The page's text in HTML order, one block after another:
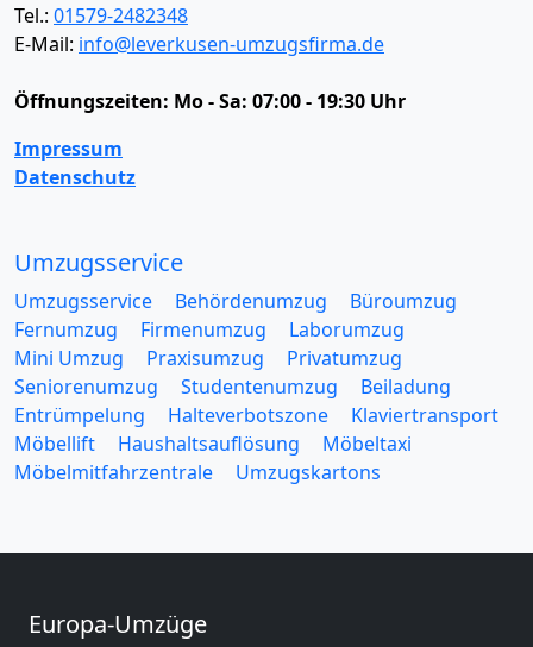
Tel.: 01579-2482348
E-Mail: info@leverkusen-umzugsfirma.de
Öffnungszeiten: Mo - Sa: 07:00 - 19:30 Uhr
Impressum
Datenschutz
Umzugsservice
Umzugsservice Behördenumzug
Büroumzug
Fernumzug
Firmenumzug
Laborumzug
Mini Umzug
Praxisumzug
Privatumzug
Seniorenumzug
Studentenumzug
Beiladung
Entrümpelung
Halteverbotszone
Klaviertransport
Möbellift
Haushaltsauflösung
Möbeltaxi
Möbelmitfahrzentrale
Umzugskartons
Europa-Umzüge